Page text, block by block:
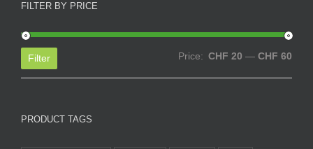
FILTER BY PRICE
Filter Price: CHF 20 — CHF 60
PRODUCT TAGS